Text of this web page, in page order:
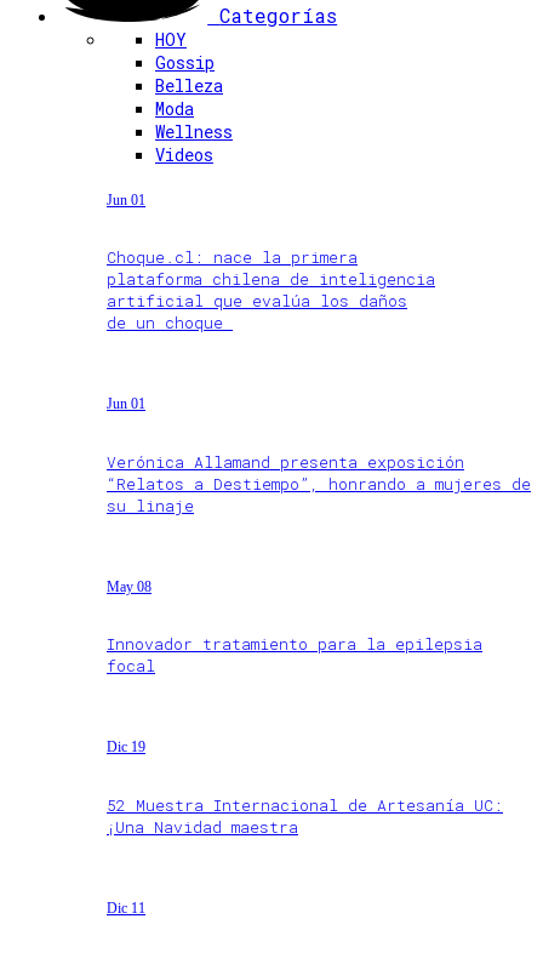
Categorías
HOY
Gossip
Belleza
Moda
Wellness
Videos
Jun 01
Choque.cl: nace la primera
plataforma chilena de inteligencia
artificial que evalúa los daños
de un choque
Jun 01
Verónica Allamand presenta exposición
“Relatos a Destiempo”, honrando a mujeres de
su linaje
May 08
Innovador tratamiento para la epilepsia
focal
Dic 19
52 Muestra Internacional de Artesanía UC:
¡Una Navidad maestra
Dic 11